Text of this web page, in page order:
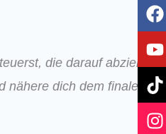
die darauf abzielen,
dich dem finalen
a
c
e
b
o
o
k
o
u
t
u
b
e
i
k
t
o
k
n
s
t
a
g
r
a